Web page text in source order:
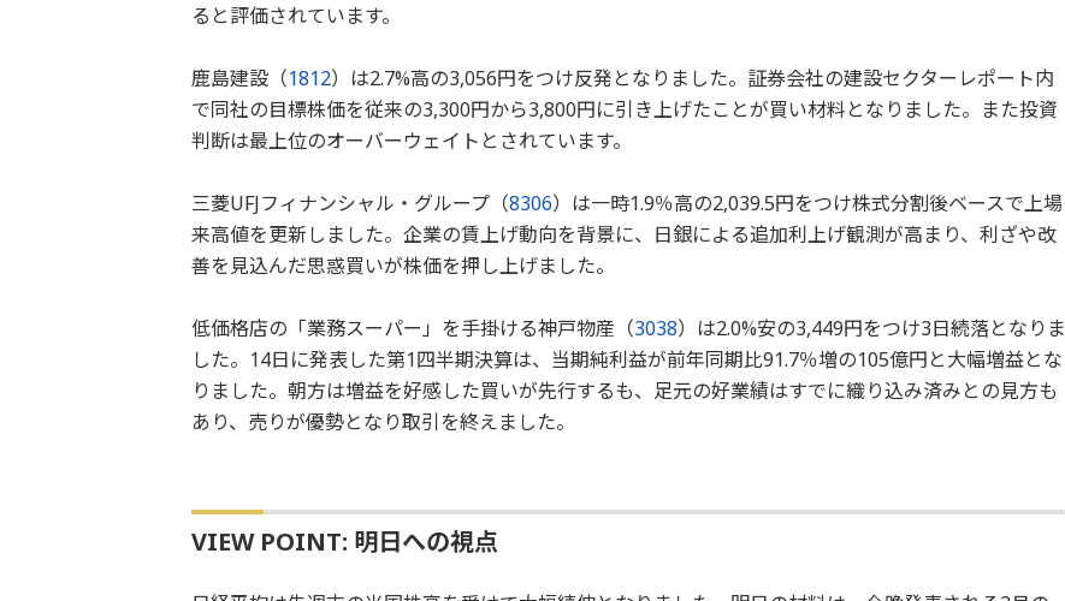
ると評価されています。
鹿島建設（1812）は2.7%高の3,056円をつけ反発となりました。証券会社の建設セクターレポート内
で同社の目標株価を従来の3,300円から3,800円に引き上げたことが買い材料となりました。また投資
判断は最上位のオーバーウェイトとされています。
三菱UFJフィナンシャル・グループ（8306）は一時1.9％高の2,039.5円をつけ株式分割後ベースで上場
来高値を更新しました。企業の賃上げ動向を背景に、日銀による追加利上げ観測が高まり、利ざや改
善を見込んだ思惑買いが株価を押し上げました。
低価格店の「業務スーパー」を手掛ける神戸物産（3038）は2.0%安の3,449円をつけ3日続落となりま
した。14日に発表した第1四半期決算は、当期純利益が前年同期比91.7％増の105億円と大幅増益とな
りました。朝方は増益を好感した買いが先行するも、足元の好業績はすでに織り込み済みとの見方も
あり、売りが優勢となり取引を終えました。
VIEW POINT: 明日への視点